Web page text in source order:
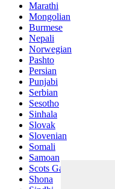
Marathi
Mongolian
Burmese
Nepali
Norwegian
Pashto
Persian
Punjabi
Serbian
Sesotho
Sinhala
Slovak
Slovenian
Somali
Samoan
Scots Gaelic
Shona